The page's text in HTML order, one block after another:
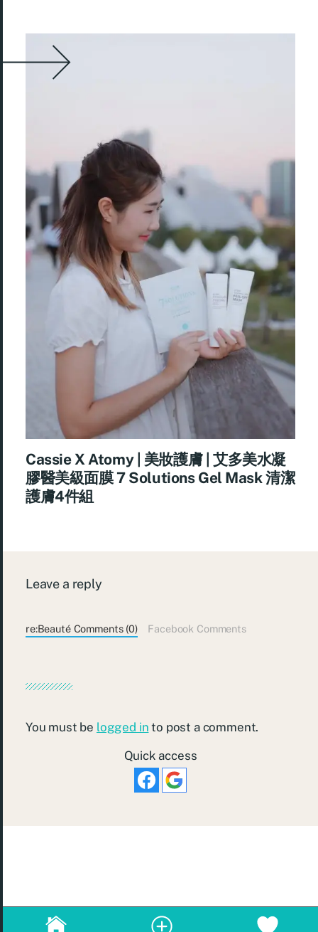
Cassie X Atomy | 美妝護膚 | 艾多美水凝
膠醫美級面膜 7 Solutions Gel Mask 清潔
護膚4件組
Leave a reply
re:Beauté Comments (0) Facebook Comments
You must be logged in to post a comment.
Quick access
© 2026 re:Beauté